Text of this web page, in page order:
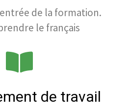
de la formation.
le français
de travail